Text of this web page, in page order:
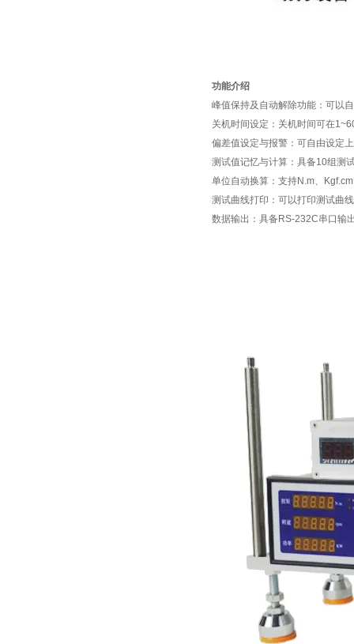
功能介绍
峰值保持及自动解除功能：可以
关机时间设定：关机时间可在
偏差值设定与报警：可自由设定
测试值记忆与计算：具备10组测
单位自动换算：支持N.m、
测试曲线打印：可以打印测试曲
数据输出：具备RS-232C串口输